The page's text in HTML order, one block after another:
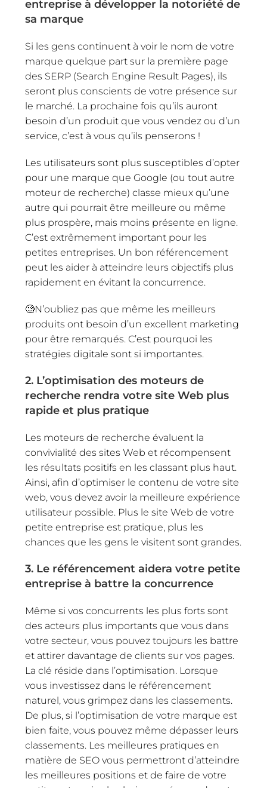
entreprise à développer la notoriété de
sa marque
Si les gens continuent à voir le nom de votre
marque quelque part sur la première page
des SERP (Search Engine Result Pages), ils
seront plus conscients de votre présence sur
le marché. La prochaine fois qu’ils auront
besoin d’un produit que vous vendez ou d’un
service, c’est à vous qu’ils penserons !
Les utilisateurs sont plus susceptibles d’opter
pour une marque que Google (ou tout autre
moteur de recherche) classe mieux qu’une
autre qui pourrait être meilleure ou même
plus prospère, mais moins présente en ligne.
C’est extrêmement important pour les
petites entreprises. Un bon référencement
peut les aider à atteindre leurs objectifs plus
rapidement en évitant la concurrence.
🧐N’oubliez pas que même les meilleurs
produits ont besoin d’un excellent marketing
pour être remarqués. C’est pourquoi les
stratégies digitale sont si importantes.
2. L’optimisation des moteurs de
recherche rendra votre site Web plus
rapide et plus pratique
Les moteurs de recherche évaluent la
convivialité des sites Web et récompensent
les résultats positifs en les classant plus haut.
Ainsi, afin d’optimiser le contenu de votre site
web, vous devez avoir la meilleure expérience
utilisateur possible. Plus le site Web de votre
petite entreprise est pratique, plus les
chances que les gens le visitent sont grandes.
3. Le référencement aidera votre petite
entreprise à battre la concurrence
Même si vos concurrents les plus forts sont
des acteurs plus importants que vous dans
votre secteur, vous pouvez toujours les battre
et attirer davantage de clients sur vos pages.
La clé réside dans l’optimisation. Lorsque
vous investissez dans le référencement
naturel, vous grimpez dans les classements.
De plus, si l’optimisation de votre marque est
bien faite, vous pouvez même dépasser leurs
classements. Les meilleures pratiques en
matière de SEO vous permettront d’atteindre
les meilleures positions et de faire de votre